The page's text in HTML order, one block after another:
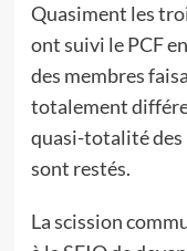
Quasiment les
ont suivi le PCF
des membres
totalement
quasi-totalité des
sont restés.
La scission